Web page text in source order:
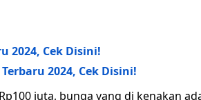
2024, Cek Disini!
2024, Cek Disini!
juta, bunga yang di kenakan